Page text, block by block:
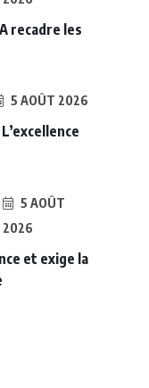
recadre les
5 AOÛT 2026
5 AOÛT
2026
et exige la